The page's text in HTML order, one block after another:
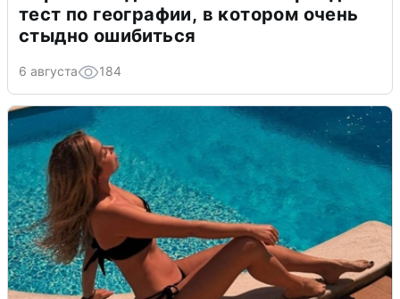
тест по географии, в котором очень
стыдно ошибиться
6 августа 184